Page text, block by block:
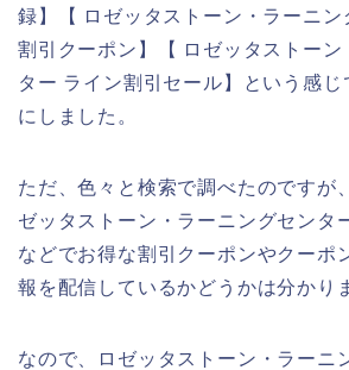
録】【 ロゼッタストーン・ラーニン
割引クーポン】【 ロゼッタストーン
ター ライン割引セール】という感じ
にしました。
ただ、色々と検索で調べたのですが
ゼッタストーン・ラーニングセンタ
などでお得な割引クーポンやクーポ
報を配信しているかどうかは分かり
なので、ロゼッタストーン・ラーニ